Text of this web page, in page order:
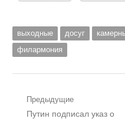
выходные досуг
филармония
Навигация
Предыдущие
Предыдущий
Путин подписал указ о